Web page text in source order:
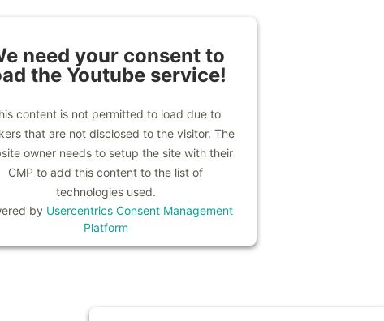
need your consent to
the Youtube service!
content is not permitted to load due to
that are not disclosed to the visitor. The
owner needs to setup the site with their
CMP to add this content to the list of
technologies used.
by Usercentrics Consent Management
Platform